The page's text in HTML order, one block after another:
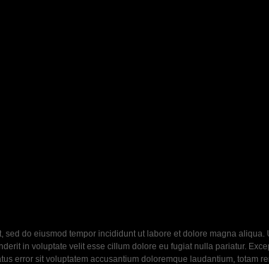
sed do eiusmod tempor incididunt ut labore et dolore magna
in voluptate velit esse cillum dolore eu fugiat nulla pariatur.
error sit voluptatem accusantium doloremque laudantium, totam